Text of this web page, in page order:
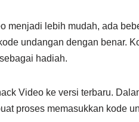
menjadi lebih mudah, ada
undangan dengan benar.
hadiah.
Video ke versi terbaru.
proses memasukkan kode